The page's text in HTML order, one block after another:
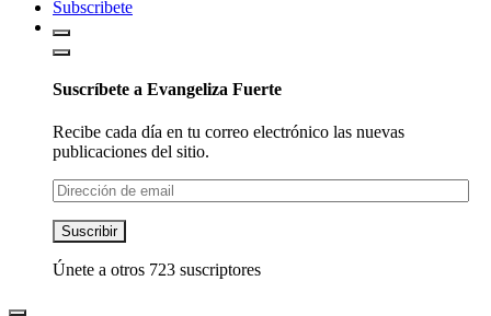
Subscribete
Suscríbete a Evangeliza Fuerte
Recibe cada día en tu correo electrónico las nuevas
publicaciones del sitio.
Dirección
de
email
Suscribir
Únete a otros 723 suscriptores